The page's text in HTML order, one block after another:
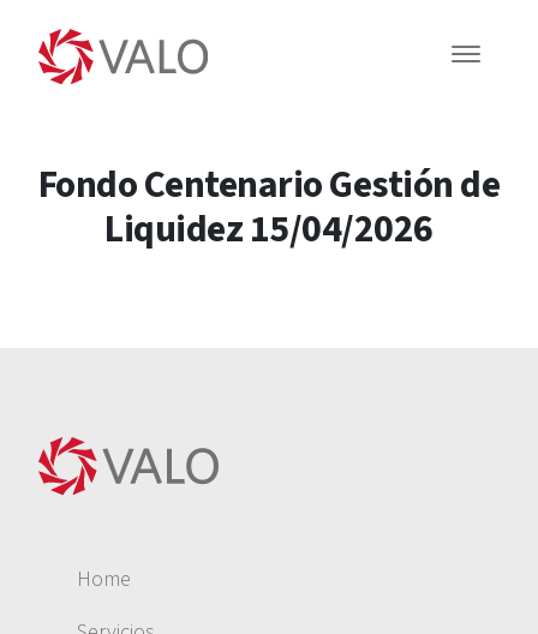
Fondo Centenario Gestión de
Liquidez 15/04/2026
Home